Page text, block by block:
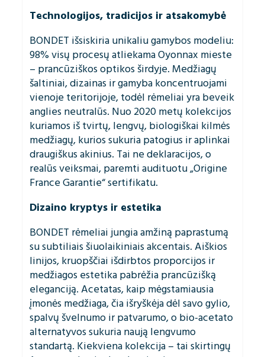
Technologijos, tradicijos ir atsakomybė
BONDET išsiskiria unikaliu gamybos modeliu:
98% visų procesų atliekama Oyonnax mieste
– prancūziškos optikos širdyje. Medžiagų
šaltiniai, dizainas ir gamyba koncentruojami
vienoje teritorijoje, todėl rėmeliai yra beveik
anglies neutralūs. Nuo 2020 metų kolekcijos
kuriamos iš tvirtų, lengvų, biologiškai kilmės
medžiagų, kurios sukuria patogius ir aplinkai
draugiškus akinius. Tai ne deklaracijos, o
realūs veiksmai, paremti audituotu „Origine
France Garantie“ sertifikatu.
Dizaino kryptys ir estetika
BONDET rėmeliai jungia amžiną paprastumą
su subtiliais šiuolaikiniais akcentais. Aiškios
linijos, kruopščiai išdirbtos proporcijos ir
medžiagos estetika pabrėžia prancūzišką
eleganciją. Acetatas, kaip mėgstamiausia
įmonės medžiaga, čia išryškėja dėl savo gylio,
spalvų švelnumo ir patvarumo, o bio-acetato
alternatyvos sukuria naują lengvumo
standartą. Kiekviena kolekcija – tai skirtingų